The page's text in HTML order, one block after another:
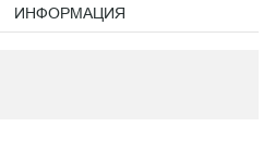
ИНФОРМАЦИЯ